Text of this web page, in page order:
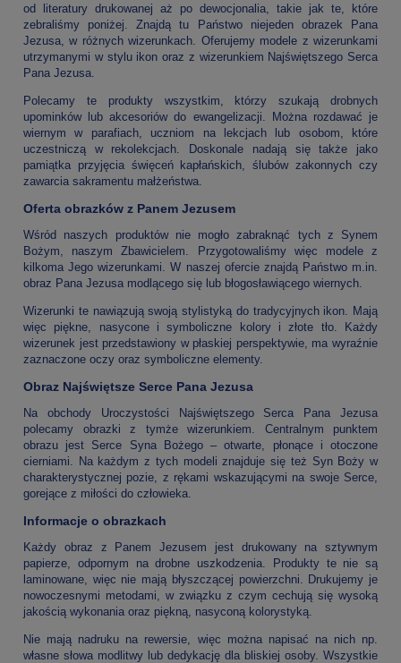
od literatury drukowanej aż po dewocjonalia, takie jak te, które
zebraliśmy poniżej. Znajdą tu Państwo niejeden obrazek Pana
Jezusa, w różnych wizerunkach. Oferujemy modele z wizerunkami
utrzymanymi w stylu ikon oraz z wizerunkiem Najświętszego Serca
Pana Jezusa.
Polecamy te produkty wszystkim, którzy szukają drobnych
upominków lub akcesoriów do ewangelizacji. Można rozdawać je
wiernym w parafiach, uczniom na lekcjach lub osobom, które
uczestniczą w rekolekcjach. Doskonale nadają się także jako
pamiątka przyjęcia święceń kapłańskich, ślubów zakonnych czy
zawarcia sakramentu małżeństwa.
Oferta obrazków z Panem Jezusem
Wśród naszych produktów nie mogło zabraknąć tych z Synem
Bożym, naszym Zbawicielem. Przygotowaliśmy więc modele z
kilkoma Jego wizerunkami. W naszej ofercie znajdą Państwo m.in.
obraz Pana Jezusa modlącego się lub błogosławiącego wiernych.
Wizerunki te nawiązują swoją stylistyką do tradycyjnych ikon. Mają
więc piękne, nasycone i symboliczne kolory i złote tło. Każdy
wizerunek jest przedstawiony w płaskiej perspektywie, ma wyraźnie
zaznaczone oczy oraz symboliczne elementy.
Obraz Najświętsze Serce Pana Jezusa
Na obchody Uroczystości Najświętszego Serca Pana Jezusa
polecamy obrazki z tymże wizerunkiem. Centralnym punktem
obrazu jest Serce Syna Bożego – otwarte, płonące i otoczone
cierniami. Na każdym z tych modeli znajduje się też Syn Boży w
charakterystycznej pozie, z rękami wskazującymi na swoje Serce,
gorejące z miłości do człowieka.
Informacje o obrazkach
Każdy obraz z Panem Jezusem jest drukowany na sztywnym
papierze, odpornym na drobne uszkodzenia. Produkty te nie są
laminowane, więc nie mają błyszczącej powierzchni. Drukujemy je
nowoczesnymi metodami, w związku z czym cechują się wysoką
jakością wykonania oraz piękną, nasyconą kolorystyką.
Nie mają nadruku na rewersie, więc można napisać na nich np.
własne słowa modlitwy lub dedykację dla bliskiej osoby. Wszystkie